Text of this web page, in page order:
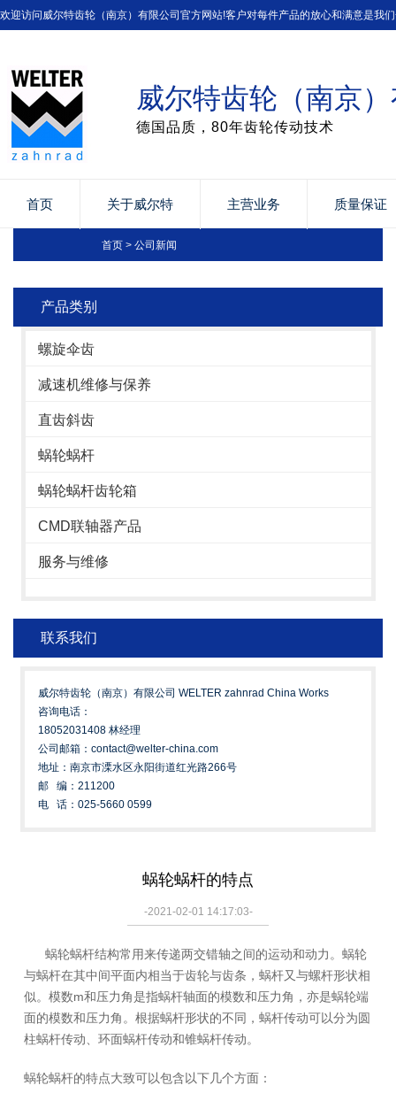
欢迎访问威尔特齿轮（南京）有限公司官方网站!客户对每件产品的放心和满意是我
威尔特齿轮（南京
德国品质，80年齿轮传动技术
首页 关于威尔特 主营业务 质量保证
首页 > 公司新闻
产品类别
螺旋伞齿
减速机维修与保养
直齿斜齿
蜗轮蜗杆
蜗轮蜗杆齿轮箱
CMD联轴器产品
服务与维修
联系我们
威尔特齿轮（南京）有限公司 WELTER zahnrad China Works
咨询电话：
18052031408 林经理
公司邮箱：contact@welter-china.com
地址：南京市溧水区永阳街道红光路266号
邮 编：211200
电 话：025-5660 0599
蜗轮蜗杆的特点
-2021-02-01 14:17:03-
蜗轮蜗杆结构常用来传递两交错轴之间的运动和动力。蜗轮
与蜗杆在其中间平面内相当于齿轮与齿条，蜗杆又与螺杆形状相
似。模数m和压力角是指蜗杆轴面的模数和压力角，亦是蜗轮端
面的模数和压力角。根据蜗杆形状的不同，蜗杆传动可以分为圆
柱蜗杆传动、环面蜗杆传动和锥蜗杆传动。
蜗轮蜗杆的特点大致可以包含以下几个方面：